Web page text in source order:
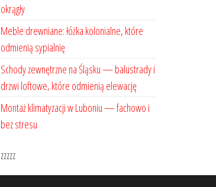
okrągły
Meble drewniane: łóżka kolonialne, które
odmienią sypialnię
Schody zewnętrzne na Śląsku — balustrady i
drzwi loftowe, które odmienią elewację
Montaż klimatyzacji w Luboniu — fachowo i
bez stresu
zzzzz